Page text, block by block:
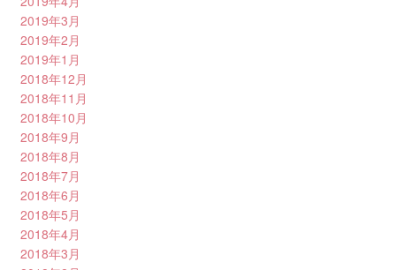
2019年3月
2019年2月
2019年1月
2018年12月
2018年11月
2018年10月
2018年9月
2018年8月
2018年7月
2018年6月
2018年5月
2018年4月
2018年3月